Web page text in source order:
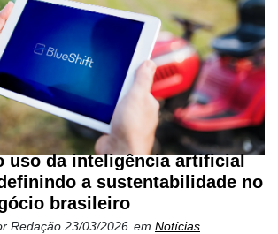
uso da inteligência artificial
a sustentabilidade no
brasileiro
Redação 23/03/2026 em Notícias